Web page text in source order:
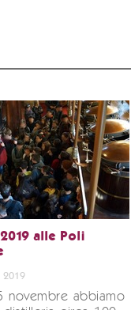
alle Poli
2019
novembre abbiamo